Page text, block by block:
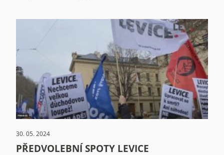
30. 05. 2024
PŘEDVOLEBNÍ SPOTY LEVICE